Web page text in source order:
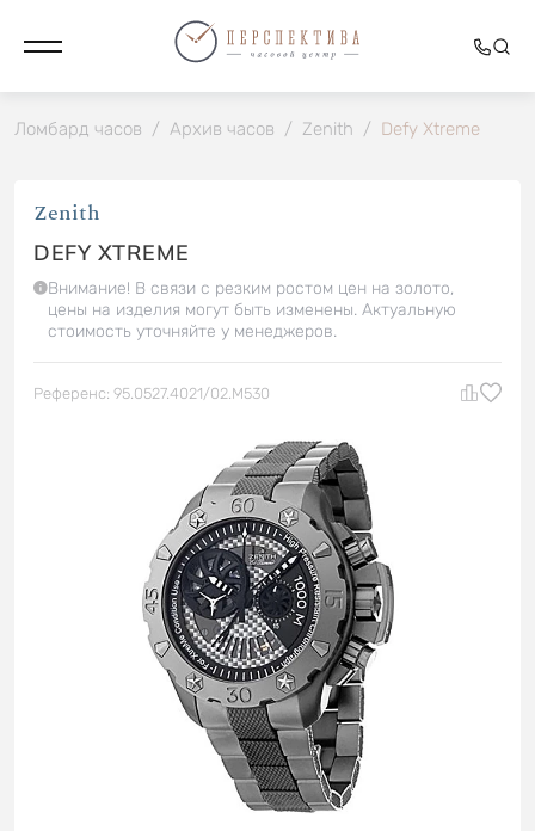
Ломбард часов / Архив часов / Zenith / Defy Xtreme
Zenith
DEFY XTREME
Внимание! В связи с резким ростом цен на золото,
цены на изделия могут быть изменены. Актуальную
стоимость уточняйте у менеджеров.
Референс: 95.0527.4021/02.M530